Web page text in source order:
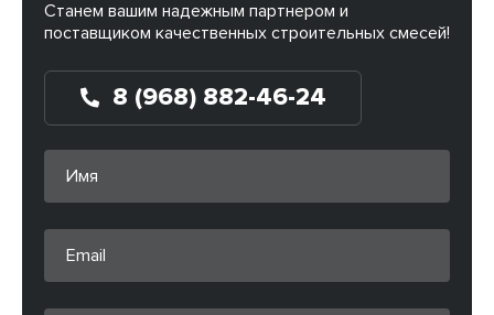
Станем вашим надежным партнером и
поставщиком качественных строительных смесей!
8 (968) 882-46-24